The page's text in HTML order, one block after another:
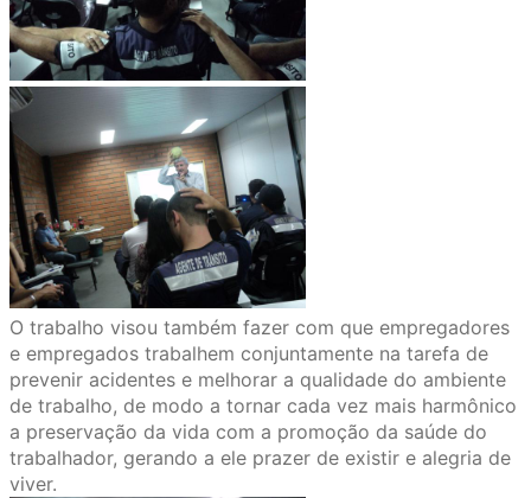
O trabalho visou também fazer com que empregadores
e empregados trabalhem conjuntamente na tarefa de
prevenir acidentes e melhorar a qualidade do ambiente
de trabalho, de modo a tornar cada vez mais harmônico
a preservação da vida com a promoção da saúde do
trabalhador, gerando a ele prazer de existir e alegria de
viver.